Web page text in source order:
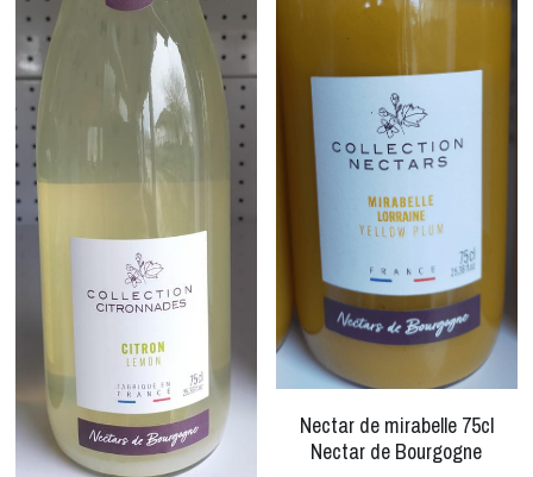
Nectar de mirabelle 75cl
Nectar de Bourgogne